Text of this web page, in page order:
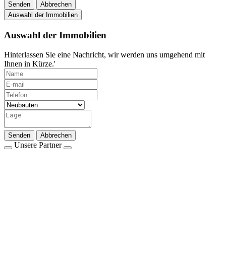
Senden
Abbrechen
Auswahl der Immobilien
Auswahl der Immobilien
Hinterlassen Sie eine Nachricht, wir werden uns umgehend mit
Ihnen in Kürze.'
Senden Abbrechen
Unsere Partner